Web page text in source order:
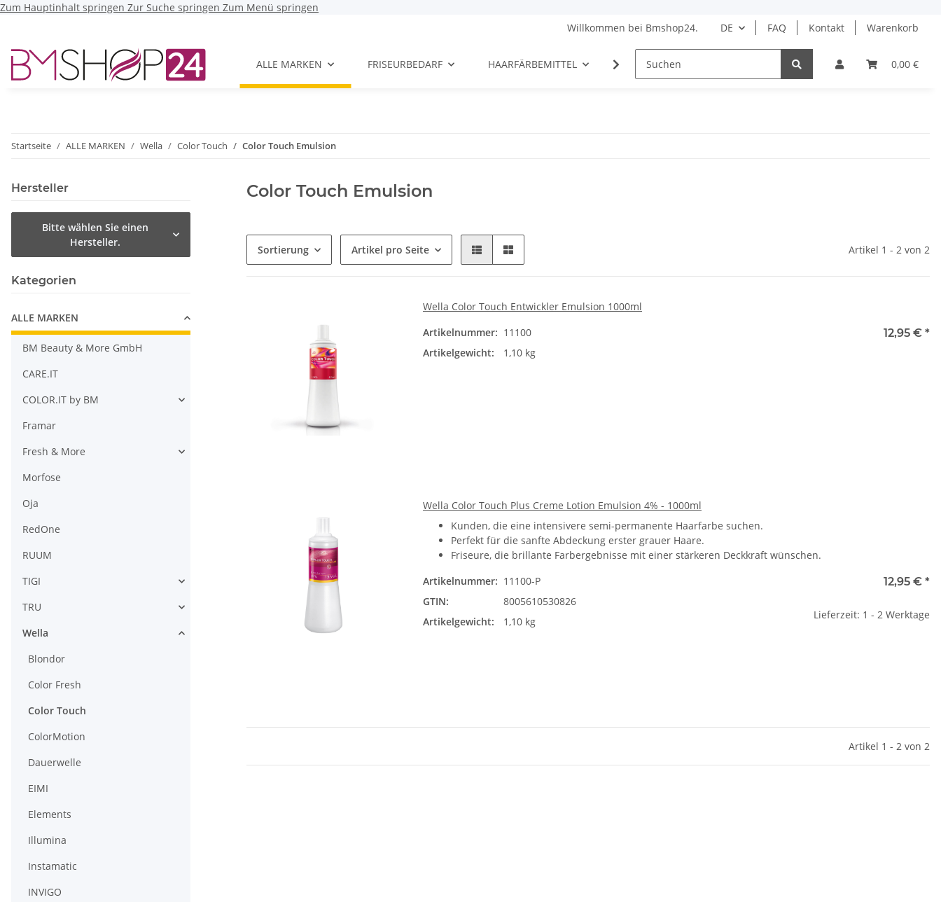
Zum Hauptinhalt springen Zur Suche springen Zum Menü springen
DE FAQ Kontakt Warenkorb
Willkommen bei Bmshop24.
0,00 €
ALLE MARKEN FRISEURBEDARF HAARFÄRBEMITTEL HAARPFLEGE BARBER DROGERIE
Startseite ALLE MARKEN Wella Color Touch Color Touch Emulsion
Color Touch Emulsion
Sortierung Artikel pro Seite Artikel 1 - 2 von 2
Wella Color Touch Entwickler Emulsion 1000ml
Artikelnummer: 11100
Artikelgewicht:
1,10 kg
12,95 € *
Wella Color Touch Plus Creme Lotion Emulsion 4% - 1000ml
Kunden, die eine intensivere semi-permanente Haarfarbe suchen.
Perfekt für die sanfte Abdeckung erster grauer Haare.
Friseure, die brillante Farbergebnisse mit einer stärkeren Deckkraft wünschen.
Artikelnummer: 11100-P
GTIN:
8005610530826
Artikelgewicht:
1,10 kg
12,95 € *
Lieferzeit: 1 - 2 Werktage
Artikel 1 - 2 von 2
Hersteller
Bitte wählen Sie einen
Hersteller.
Kategorien
ALLE MARKEN
BM Beauty & More GmbH
CARE.IT
COLOR.IT by BM
Framar
Fresh & More
Morfose
Oja
RedOne
RUUM
TIGI
TRU
Wella
Blondor
Color Fresh
Color Touch
ColorMotion
Dauerwelle
EIMI
Elements
Illumina
Instamatic
INVIGO